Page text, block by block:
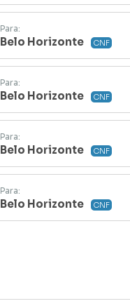
Para:
Belo Horizonte CNF
Para:
Belo Horizonte CNF
Para:
Belo Horizonte CNF
Para:
Belo Horizonte CNF